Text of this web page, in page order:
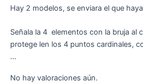
Hay 2 modelos, se enviara el que
Señala la 4 elementos con la bruja al
protege len los 4 puntos cardinales,
…
No hay valoraciones aún.